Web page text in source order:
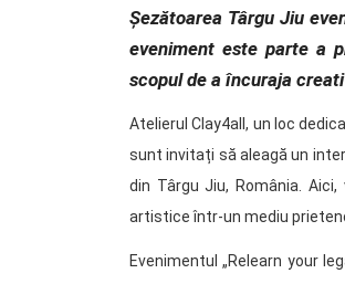
Șezătoarea Târgu Jiu
eveniment este parte a
scopul de a încuraja
Atelierul Clay4all, un loc
sunt invitați să aleagă un
din Târgu Jiu, România.
artistice într-un mediu
Evenimentul „Relearn your